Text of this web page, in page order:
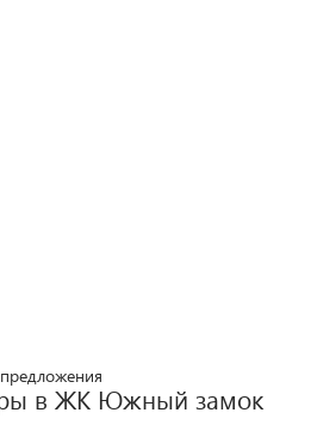
в ЖК Южный замок